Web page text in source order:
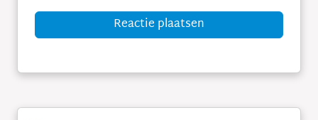
Reactie plaatsen